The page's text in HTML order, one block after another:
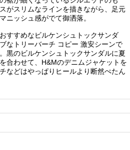
がスリムなラインを描きながら、足元
ニッシュ感がでて御洒落。
すすめなビルケンシュトックサンダ
なトリーバーチ コピー 激安シーンで
黒のビルケンシュトックサンダルに夏
合わせて、H&Mのデニムジャケットを
などはやっぱりヒールより断然ぺたん